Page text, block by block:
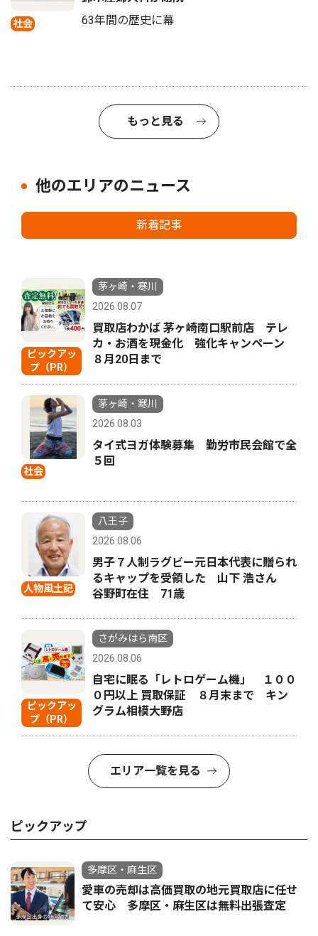
社会
63年間の歴史に幕
もっと見る
他のエリアのニュース
新着記事
ピックアッ
プ（PR）
茅ヶ崎・寒川
2026.08.07
買取店わかば 茅ヶ崎南口駅前店 テレ
カ・お酒を現金化 強化キャンペーン
８月20日まで
社会
茅ヶ崎・寒川
2026.08.03
タイ式ヨガ体験募集 勤労市民会館で全
５回
人物風土記
八王子
2026.08.06
男子７人制ラグビー元日本代表に贈られ
るキャップを受領した 山下 浩さん
谷野町在住 71歳
ピックアッ
プ（PR）
さがみはら南区
2026.08.06
自宅に眠る「レトロゲーム機」 １００
０円以上 買取保証 ８月末まで キン
グラム相模大野店
エリア一覧を見る
ピックアップ
多摩区・麻生区
愛車の売却は高価買取の地元買取店に任せ
て安心 多摩区・麻生区は無料出張査定